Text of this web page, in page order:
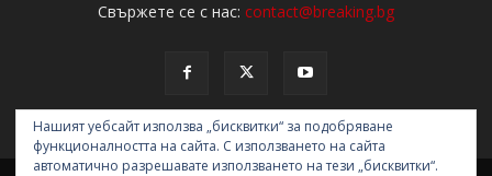
Свържете се с нас: contact@breaking.bg
Нашият уебсайт използва „бисквитки“ за подобряване
функционалността на сайта. С използването на сайта
автоматично разрешавате използването на тези „бисквитки“.